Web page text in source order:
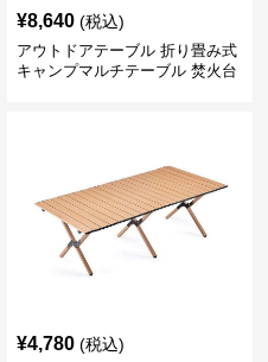
¥8,640 (税込)
アウトドアテーブル 折り畳み式
キャンプマルチテーブル 焚火台
¥4,780 (税込)